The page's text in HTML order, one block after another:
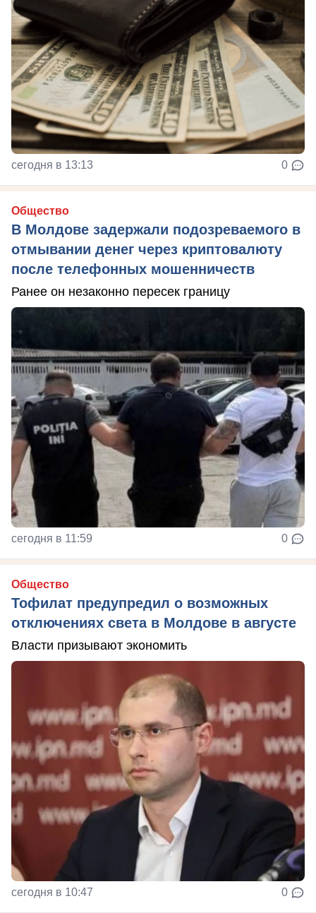
сегодня в 13:13 0
Общество
В Молдове задержали подозреваемого в
отмывании денег через криптовалюту
после телефонных мошенничеств
Ранее он незаконно пересек границу
сегодня в 11:59 0
Общество
Тофилат предупредил о возможных
отключениях света в Молдове в августе
Власти призывают экономить
сегодня в 10:47 0